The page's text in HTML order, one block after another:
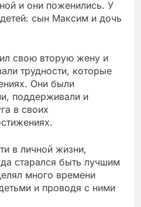
и они поженились. У
сын Максим и дочь
свою вторую жену и
трудности, которые
Они были
поддерживали и
в своих
в личной жизни,
старался быть лучшим
много времени
и проводя с ними